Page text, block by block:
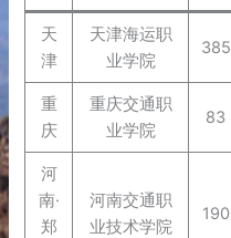
天
津
天津海运职
业学院
385
重
庆
重庆交通职
业学院
83
河
南·
郑
河南交通职
业技术学院
190